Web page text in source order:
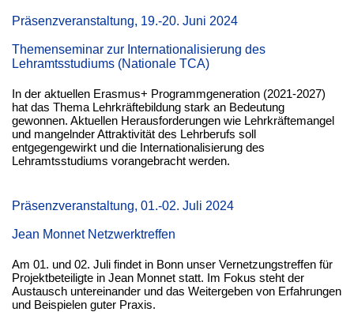
Präsenzveranstaltung, 19.-20. Juni 2024
Themenseminar zur Internationalisierung des
Lehramtsstudiums (Nationale TCA)
In der aktuellen Erasmus+ Programmgeneration (2021-2027)
hat das Thema Lehrkräftebildung stark an Bedeutung
gewonnen. Aktuellen Herausforderungen wie Lehrkräftemangel
und mangelnder Attraktivität des Lehrberufs soll
entgegengewirkt und die Internationalisierung des
Lehramtsstudiums vorangebracht werden.
Präsenzveranstaltung, 01.-02. Juli 2024
Jean Monnet Netzwerktreffen
Am 01. und 02. Juli findet in Bonn unser Vernetzungstreffen für
Projektbeteiligte in Jean Monnet statt. Im Fokus steht der
Austausch untereinander und das Weitergeben von Erfahrungen
und Beispielen guter Praxis.